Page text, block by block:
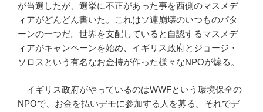
が当選したが、選挙に不正があった事を西側のマスメデ
ィアがどんどん書いた。これはソ連崩壊のいつものパタ
ーンの一つだ。世界を支配していると自認するマスメデ
ィアがキャンペーンを始め、イギリス政府とジョージ・
ソロスという有名なお金持が作った様々なNPOが煽る。
イギリス政府がやっているのはWWFという環境保全の
NPOで、お金を払いデモに参加する人を募る。それでデ